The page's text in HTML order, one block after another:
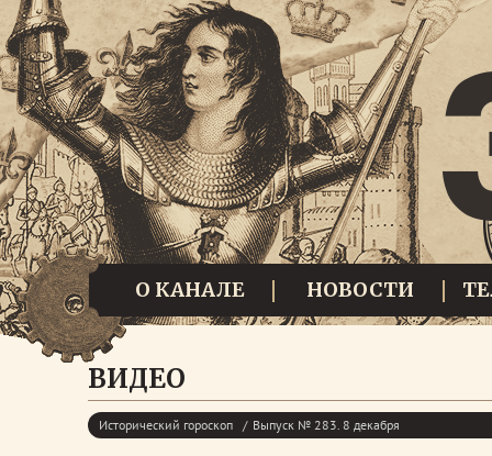
О КАНАЛЕ НОВОСТИ
ВИДЕО
Исторический гороскоп Выпуск № 283. 8 декабря